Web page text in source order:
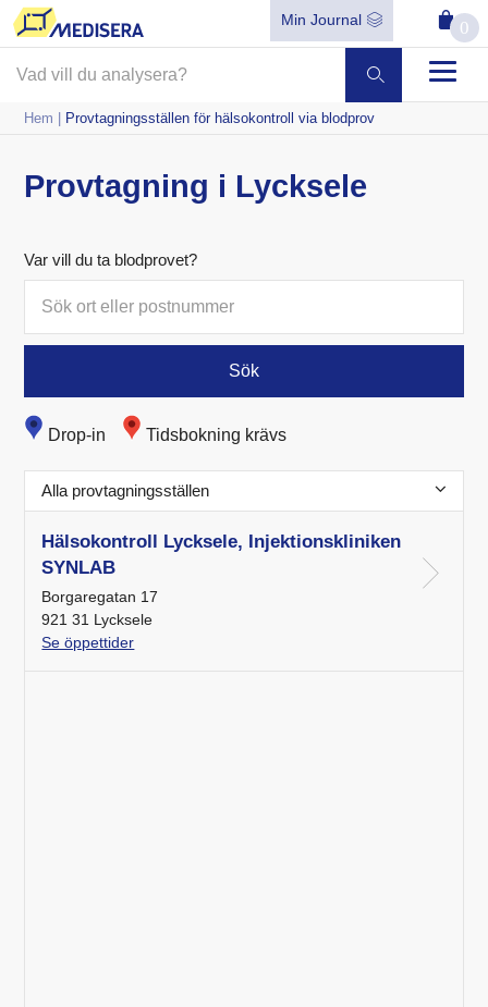
Min Journal 0
Hem | Provtagningsställen för hälsokontroll via blodprov
Provtagning i Lycksele
Var vill du ta blodprovet?
Sök
Drop-in Tidsbokning krävs
Alla provtagningsställen
Hälsokontroll Lycksele, Injektionskliniken
SYNLAB
Borgaregatan 17
921 31 Lycksele
Se öppettider